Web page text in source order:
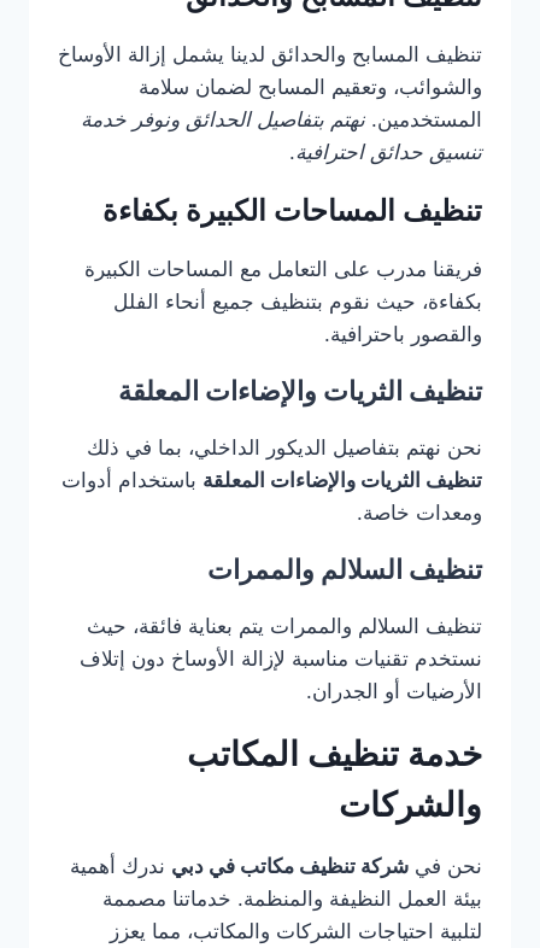
تنظيف المسابح والحدائق لدينا يشمل إزالة الأوساخ
والشوائب، وتعقيم المسابح لضمان سلامة
المستخدمين. نهتم بتفاصيل الحدائق ونوفر خدمة
تنسيق حدائق احترافية.
تنظيف المساحات الكبيرة بكفاءة
فريقنا مدرب على التعامل مع المساحات الكبيرة
بكفاءة، حيث نقوم بتنظيف جميع أنحاء الفلل
والقصور باحترافية.
تنظيف الثريات والإضاءات المعلقة
نحن نهتم بتفاصيل الديكور الداخلي، بما في ذلك
تنظيف الثريات والإضاءات المعلقة باستخدام أدوات
ومعدات خاصة.
تنظيف السلالم والممرات
تنظيف السلالم والممرات يتم بعناية فائقة، حيث
نستخدم تقنيات مناسبة لإزالة الأوساخ دون إتلاف
الأرضيات أو الجدران.
خدمة تنظيف المكاتب
والشركات
نحن في شركة تنظيف مكاتب في دبي ندرك أهمية
بيئة العمل النظيفة والمنظمة. خدماتنا مصممة
لتلبية احتياجات الشركات والمكاتب، مما يعزز